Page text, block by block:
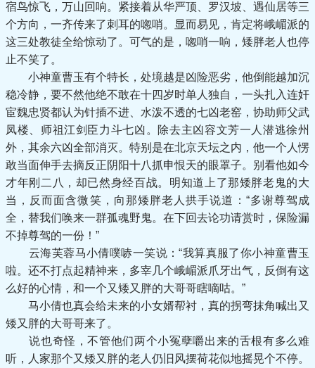
宿鸟惊飞，万山回响。紧接着从华严顶、罗汉坡、遇仙居等三
个方向，一齐传来了刺耳的唿哨。显而易见，肯定将峨嵋派的
这三处教徒全给惊动了。可气的是，唿哨一响，矮胖老人也停
止不笑了。
小神童曹玉有个特长，处境越是凶险恶劣，他倒能越加沉
稳冷静，要不然他绝不敢在十四岁时单人独自，一头扎入连奸
宦魏忠贤都认为针插不进、水泼不透的七凶老窑，协助师父武
凤楼、师祖江剑臣力斗七凶。除去主凶容文芳一人潜逃徐州
外，其余六凶全部消灭。特别是在北京天坛之内，他一个人愣
敢当面伸手去摘反正阴阳十八抓申恨天的眼罩子。别看他如今
才年刚二八，却已然身经百战。明知道上了那矮胖老鬼的大
当，反而面含微笑，向那矮胖老人拱手说道：“多谢尊驾成
全，替我们唤来一群孤魂野鬼。在下回去论功请赏时，保险漏
不掉尊驾的一份！”
云海芙蓉马小倩噗哧一笑说：“我算真服了你小神童曹玉
啦。还不打点起精神来，多宰几个峨嵋派爪牙出气，反倒有这
么好的心情，和一个又矮又胖的大哥哥瞎嘀咕。”
马小倩也真会给未来的小女婿帮衬，真的拐弯抹角喊出又
矮又胖的大哥哥来了。
说也奇怪，不管他们两个小冤孽嚼出来的舌根有多么难
听，人家那个又矮又胖的老人仍旧风摆荷花似地摇晃个不停。